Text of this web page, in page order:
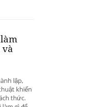
lập,
khiến
thức.